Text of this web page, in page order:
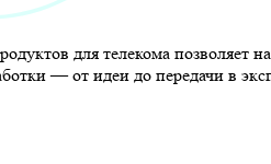
для телекома позволяет
— от идеи до передачи в